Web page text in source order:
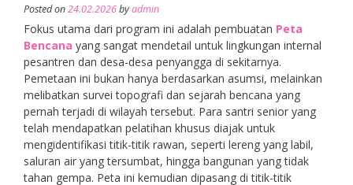
Posted on24.02.2026byadmin
Fokus utama dari program ini adalah pembuatan Peta
Bencana yang sangat mendetail untuk lingkungan internal
pesantren dan desa-desa penyangga di sekitarnya.
Pemetaan ini bukan hanya berdasarkan asumsi, melainkan
melibatkan survei topografi dan sejarah bencana yang
pernah terjadi di wilayah tersebut. Para santri senior yang
telah mendapatkan pelatihan khusus diajak untuk
mengidentifikasi titik-titik rawan, seperti lereng yang labil,
saluran air yang tersumbat, hingga bangunan yang tidak
tahan gempa. Peta ini kemudian dipasang di titik-titik